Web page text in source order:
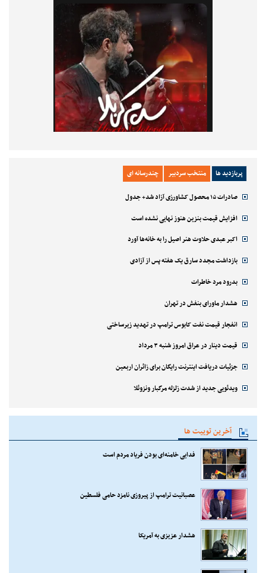
پربازدید ها منتخب سردبیر چندرسانه ای
صادرات ۱۵ محصول کشاورزی آزاد شد+ جدول
افزایش قیمت بنزین هنوز نهایی نشده است
اکبر عبدی حلاوت هنر اصیل را به خانه‌ها آورد
بازداشت مجدد سارق یک هفته پس از آزادی
بدرود مرد خاطرات
هشدار ماورای بنفش در تهران
انفجار قیمت نفت کابوس ترامپ در تهدید زیرساختی
قیمت دینار در عراق امروز شنبه ۳ مرداد
جزئیات دریافت اینترنت رایگان برای زائران اربعین
ویدئویی جدید از شدت زلزله مرگبار ونزوئلا
آخرین توییت ها
فدایی خامنه‌ای بودن فریاد مردم است
عصبانیت ترامپ از پیروزی نامزد حامی فلسطین
هشدار عزیزی به آمریکا